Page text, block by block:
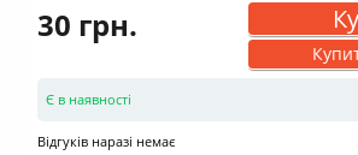
30 грн.
Є в наявності
Відгуків наразі немає